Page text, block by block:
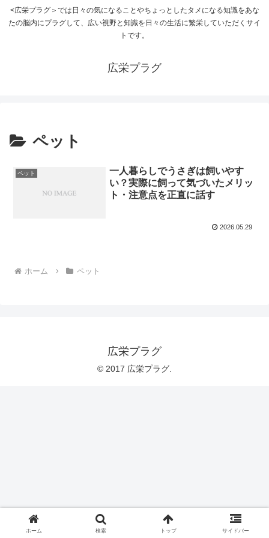
<広栄プラグ＞では日々の気になることやちょっとしたタメになる知識をあな
たの脳内にプラグして、広い視野と知識を日々の生活に繁栄していただくサイ
トです。
広栄プラグ
ペット
ペット
一人暮らしでうさぎは飼いやす
い？実際に飼って気づいたメリッ
ト・注意点を正直に話す
2026.05.29
ホーム ペット
広栄プラグ
© 2017 広栄プラグ.
ホーム 検索 トップ サイドバー